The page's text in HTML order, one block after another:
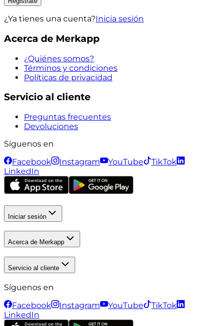
¿Ya tienes una cuenta?Inicia sesión
Acerca de Merkapp
¿Quiénes somos?
Términos y condiciones
Políticas de privacidad
Servicio al cliente
Preguntas frecuentes
Devoluciones
Síguenos en
Facebook
Instagram YouTube
TikTok
LinkedIn
Iniciar sesión
Acerca de Merkapp
Servicio al cliente
Síguenos en
Facebook
Instagram YouTube
TikTok
LinkedIn